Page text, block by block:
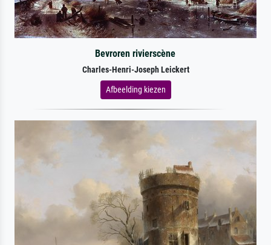
Bevroren rivierscène
Charles-Henri-Joseph Leickert
Afbeelding kiezen